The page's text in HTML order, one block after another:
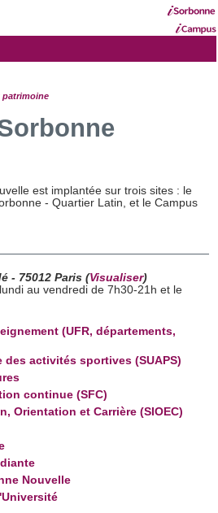
patrimoine
est implantée sur trois sites : le
- Quartier Latin, et le Campus
- 75012 Paris (Visualiser)
au vendredi de 7h30-21h et le
(UFR, départements,
des activités sportives (SUAPS)
continue (SFC)
Orientation et Carrière (SIOEC)
Nouvelle